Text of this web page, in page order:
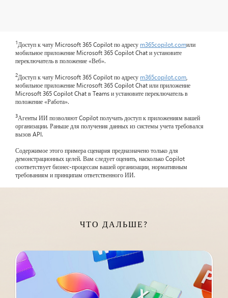
1Доступ к чату Microsoft 365 Copilot по адресу m365copilot.comили
мобильное приложение Microsoft 365 Copilot Chat и установите
переключатель в положение «Веб».
2Доступ к чату Microsoft 365 Copilot по адресу m365copilot.com
мобильное приложение Microsoft 365 Copilot Chat или приложение
Microsoft 365 Copilot Chat в Teams и установите переключатель в
положение «Работа».
3Агенты ИИ позволяют Copilot получать доступ к приложениям вашей
организации. Раньше для получения данных из системы учета требовался
вызов API.
Содержимое этого примера сценария предназначено только для
демонстрационных целей. Вам следует оценить, насколько Copilot
соответствует бизнес-процессам вашей организации, нормативным
требованиям и принципам ответственного ИИ.
ЧТО ДАЛЬШЕ?